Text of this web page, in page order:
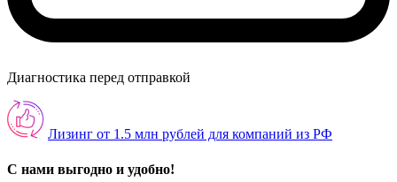
Диагностика перед отправкой
Лизинг от 1.5 млн рублей для компаний из РФ
С нами выгодно и удобно!